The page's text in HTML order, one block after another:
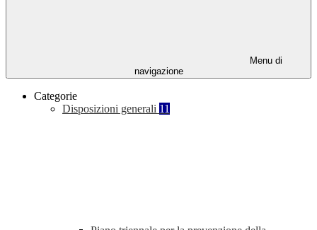
Menu di
navigazione
Categorie
Disposizioni generali 11